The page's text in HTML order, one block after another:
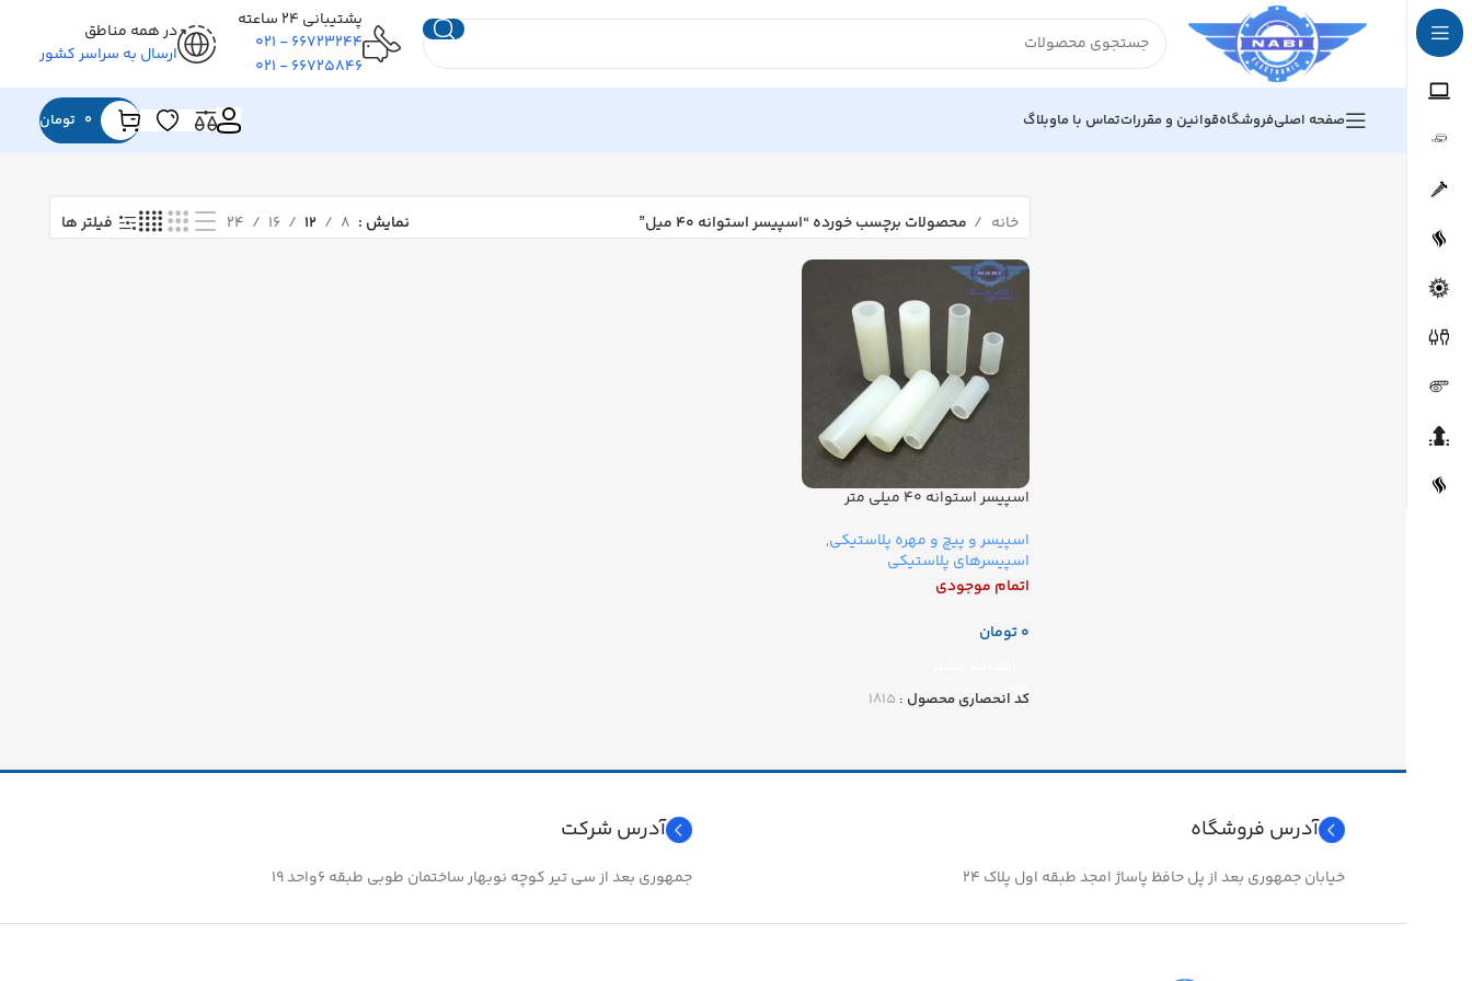
پشتیبانی ۲۴ ساعته
۶۶۷۲۳۲۴۴ - ۰۲۱
۶۶۷۲۵۸۴۶ - ۰۲۱
در همه مناطق
ارسال به سراسر کشور
صفحه اصلیفروشگاهقوانین و مقرراتتماس با ماوبلاگ 0 تومان
خانه محصولات برچسب خورده “اسپیسر استوانه ۴۰ میل” نمایش ۸ ۱۲ ۱۶ ۲۴ فیلتر ها
اسپیسر استوانه ۴۰ میلی متر
اسپیسر و پیچ و مهره پلاستیکی,
اسپیسرهای پلاستیکی
اتمام موجودی
تومان
کد انحصاری محصول : ۱۸۱۵
آدرس فروشگاه
خیابان جمهوری بعد از پل حافظ پاساژ امجد طبقه اول پلاک ۲۴
آدرس شرکت
جمهوری بعد از سی تیر کوچه نوبهار ساختمان طوبی طبقه ۶واحد ۱۹